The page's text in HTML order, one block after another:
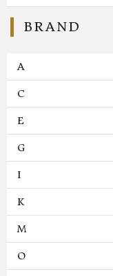
BRAND
A
C
E
G
I
K
M
O